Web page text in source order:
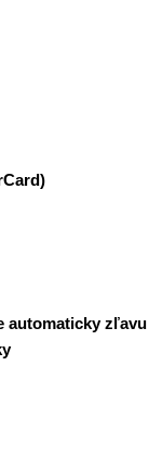
automaticky zľavu